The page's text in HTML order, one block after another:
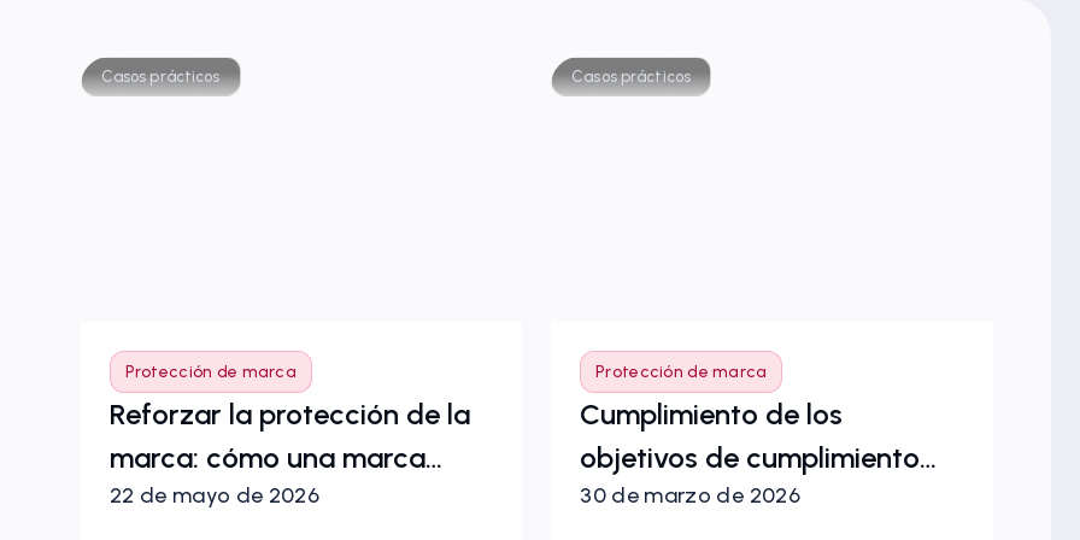
Casos prácticos
Protección de marca
Reforzar la protección de la
marca: cómo una marca
musical internacional amplió
22 de mayo de 2026
Casos prácticos
Protección de marca
Cumplimiento de los
objetivos de cumplimiento
normativo y limpieza de la
30 de marzo de 2026